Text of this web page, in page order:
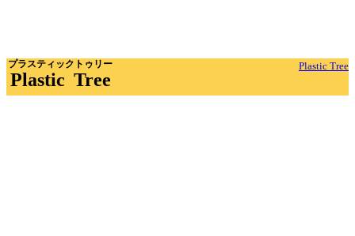
Plastic Tree
Plastic Tree
プラスティックトゥリー